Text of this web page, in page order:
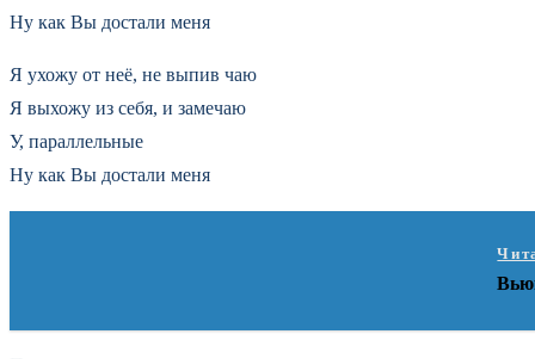
Ну как Вы достали меня
Я ухожу от неё, не выпив чаю
Я выхожу из себя, и замечаю
У, параллельные
Ну как Вы достали меня